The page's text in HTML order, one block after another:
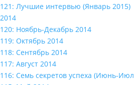
121: Лучшие интервью (Январь 2015)
2014
120: Ноябрь-Декабрь 2014
119: Октябрь 2014
118: Сентябрь 2014
117: Август 2014
116: Семь секретов успеха (Июнь-